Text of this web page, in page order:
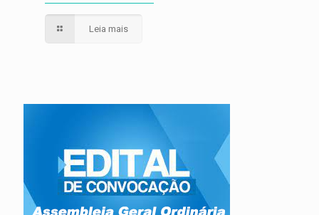
Leia mais